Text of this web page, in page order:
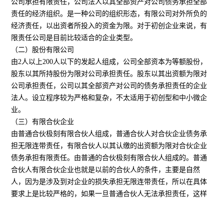
公司承担有限责任，公司法人以其全部资产对公司债务承担全部
责任的经济组织。是一种公司的组织形态，有限公司对外所负的
经济责任，以出资者所投入的资金为限。对于初创企业来说，有
限责任公司是目前比较适合的企业类型。
（二）股份有限公司
由2人以上200人以下的发起人组成，公司全部资本为等额股份，
股东以其所持股份为限对公司承担责任。股东以其出资额为限对
公司承担责任，公司以其全部资产对公司的债务承担责任的企业
法人。设立程序较为严格和复杂，不太适用于初创型和中小微企
业。
（三）有限合伙企业
由普通合伙极刻有限合伙人组成，普通合伙人对合伙企业债务承
担无限连带责任，有限合伙人以其认缴的出资额为限对合伙企业
债务承担有限责任。由普通的合伙极刻有限合伙人组成的。普通
合伙人有限合伙企业也就是以前的合伙人的条件，主要是自然
人，因为是涉及到对企业的损失承担无限连带责任，所以在具体
要求上是比较严格的，如果一旦普通合伙人无法承担责任，这样